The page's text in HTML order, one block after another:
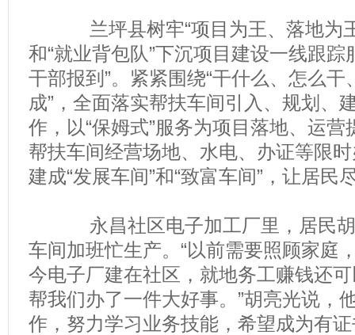
兰坪县树牢“项目为王、落地为王
和“就业背包队”下沉项目建设一线跟踪
干部报到”。紧紧围绕“干什么、怎么
成”，全面落实帮扶车间引入、规划、
作，以“保姆式”服务为项目落地、运
帮扶车间经营场地、水电、办证等限
建成“发展车间”和“致富车间”，让居民
永昌社区电子加工厂里，居民胡
车间加班忙生产。“以前需要照顾家庭
今电子厂建在社区，就地务工赚钱还
帮我们办了一件大好事。”胡亮光说，
作，努力学习业务技能，希望成为有